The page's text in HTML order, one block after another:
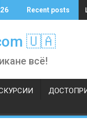
Recent posts
🇺🇦
всё!